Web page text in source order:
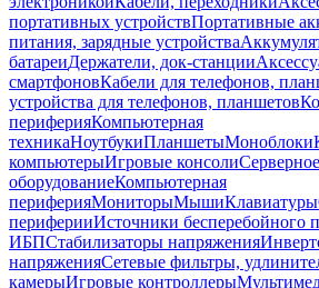
портативных устройствПортативные
питания, зарядные устройства
батареиДержатели, док-станции
смартфоновКабели для телефонов,
устройства для телефонов, планшетов
периферияКомпьютерная
техникаНоутбукиПланшетыМоноблоки
компьютерыИгровые консолиСерверное
оборудованиеКомпьютерная
периферияМониторыМышиКлавиатуры
периферииИсточники бесперебойного
ИБПСтабилизаторы напряжения
напряженияСетевые фильтры,
камерыИгровые контроллеры